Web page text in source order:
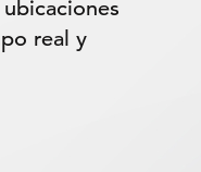
real y